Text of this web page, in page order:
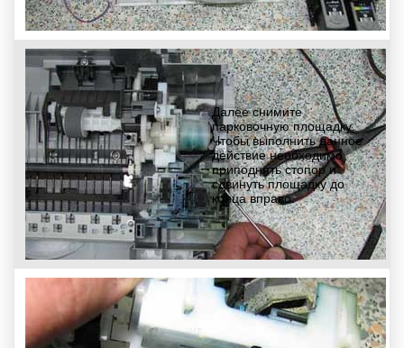
Далее снимите
парковочную площадку.
Чтобы выполнить данное
действие необходимо
приподнять стопор и
сдвинуть площадку до
конца вправо.